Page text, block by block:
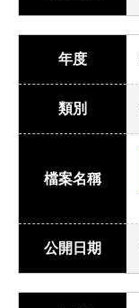
年度
類別
檔案名稱
公開日期